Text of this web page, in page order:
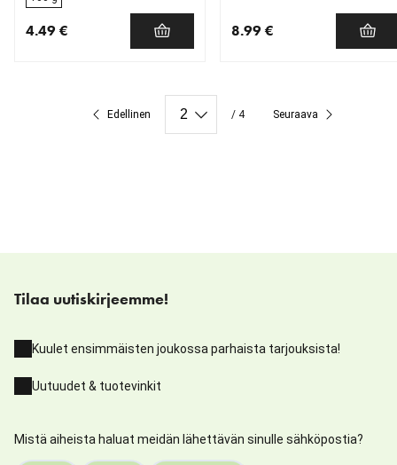
4.49 € 8.99 €
Edellinen / 4 Seuraava
Tilaa uutiskirjeemme!
Kuulet ensimmäisten joukossa parhaista tarjouksista!
Uutuudet & tuotevinkit
Mistä aiheista haluat meidän lähettävän sinulle sähköpostia?